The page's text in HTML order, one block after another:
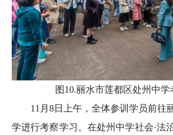
图10.丽水市莲都区处州中学
11月8日上午，全体参训学员前往
学进行考察学习。在处州中学社会·法